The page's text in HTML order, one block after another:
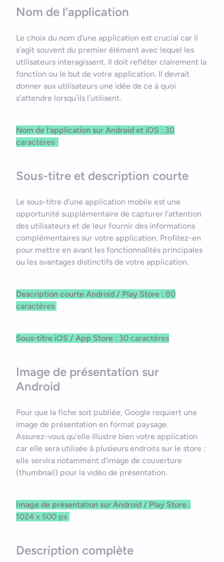
Nom de l’application
Le choix du nom d’une application est crucial car il
s’agit souvent du premier élément avec lequel les
utilisateurs interagissent. Il doit refléter clairement la
fonction ou le but de votre application. Il devrait
donner aux utilisateurs une idée de ce à quoi
s’attendre lorsqu’ils l’utilisent.
Nom de l’application sur Android et iOS : 30
caractères
Sous-titre et description courte
Le sous-titre d’une application mobile est une
opportunité supplémentaire de capturer l’attention
des utilisateurs et de leur fournir des informations
complémentaires sur votre application. Profitez-en
pour mettre en avant les fonctionnalités principales
ou les avantages distinctifs de votre application.
Description courte Android / Play Store : 80
caractères
Sous-titre iOS / App Store : 30 caractères
Image de présentation sur
Android
Pour que la fiche soit publiée, Google requiert une
image de présentation en format paysage.
Assurez-vous qu’elle illustre bien votre application
car elle sera utilisée à plusieurs endroits sur le store :
elle servira notamment d’image de couverture
(thumbnail) pour la vidéo de présentation.
Image de présentation sur Android / Play Store :
1024 x 500 px
Description complète